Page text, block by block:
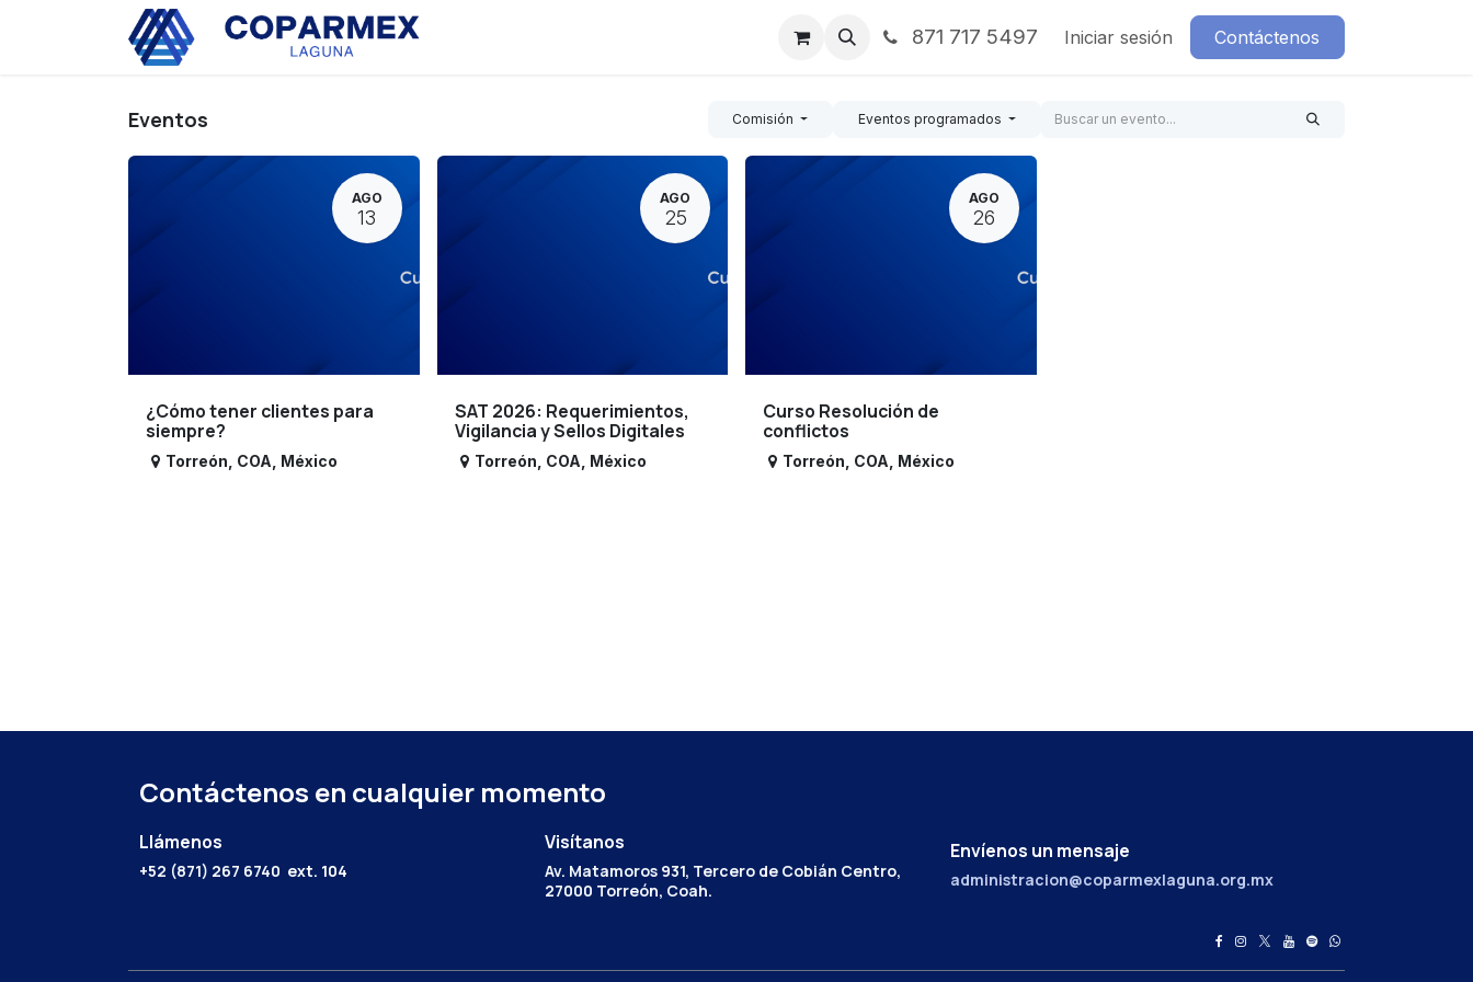
Noticias Contáctenos871 717 5497 Iniciar sesión Contáctenos
Eventos Comisión Eventos programados
AGO
13
¿Cómo tener clientes para
siempre?
Torreón COA México
AGO
25
SAT 2026: Requerimientos,
Vigilancia y Sellos Digitales
Torreón COA México
AGO
26
Curso Resolución de
conflictos
Torreón COA México
Contáctenos en cualquier momento
Llámenos
+52 (871) 267 6740 ext. 104
Envíenos un mensaje
administracion@coparmexlaguna.org.mx
Visítanos
Av. Matamoros 931, Tercero de Cobián Centro,
27000 Torreón, Coah.